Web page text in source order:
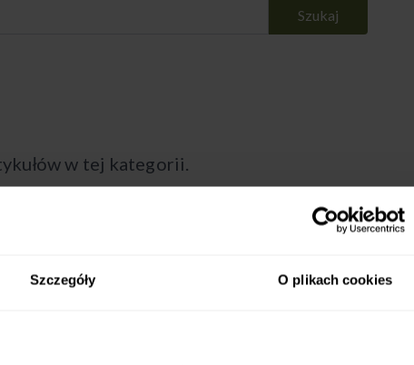
Szczegóły O plikach cookies
Szukaj
w tej kategorii.